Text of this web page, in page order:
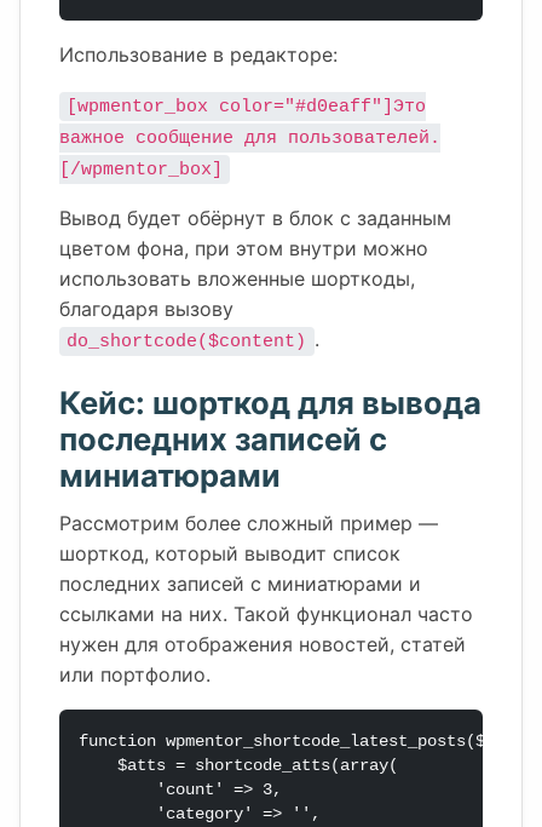
Использование в редакторе:
[wpmentor_box color="#d0eaff"]Это
важное сообщение для пользователей.
[/wpmentor_box]
Вывод будет обёрнут в блок с заданным
цветом фона, при этом внутри можно
использовать вложенные шорткоды,
благодаря вызову
do_shortcode($content) .
Кейс: шорткод для вывода
последних записей с
миниатюрами
Рассмотрим более сложный пример —
шорткод, который выводит список
последних записей с миниатюрами и
ссылками на них. Такой функционал часто
нужен для отображения новостей, статей
или портфолио.
function
    $atts = shortcode_atts(array(
        'count' => 3,
        'category' => '',